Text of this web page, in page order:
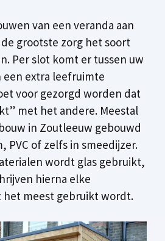
van een veranda aan
grootste zorg het soort
Per slot komt er tussen uw
extra leefruimte
voor gezorgd worden dat
met het andere. Meestal
in Zoutleeuw gebouwd
PVC of zelfs in smeedijzer.
wordt glas gebruikt,
hierna elke
het meest gebruikt wordt.